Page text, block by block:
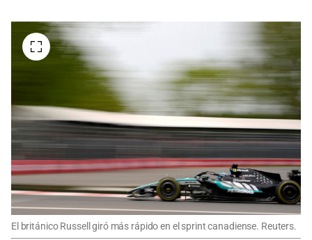
El británico Russell giró más rápido en el sprint canadiense. Reuters.